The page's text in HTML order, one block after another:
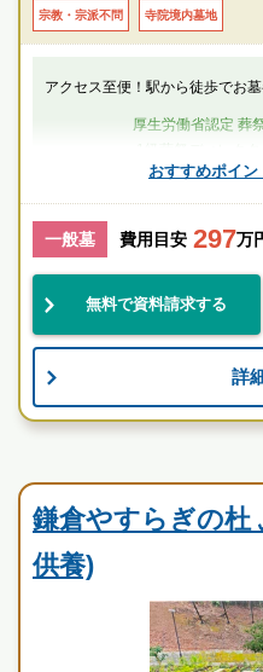
・横浜横須賀道路「朝比奈インタ
宗教・宗派不問 寺院境内墓地
おすすめポイ
アクセス至便！駅から徒歩でお墓
厚生労働省認定 葬
神奈川県 鎌倉市 鎌倉
民営
す
一般墓 費用目安 297万
無料で資料請求する
詳
鎌倉やすらぎの杜
供養)